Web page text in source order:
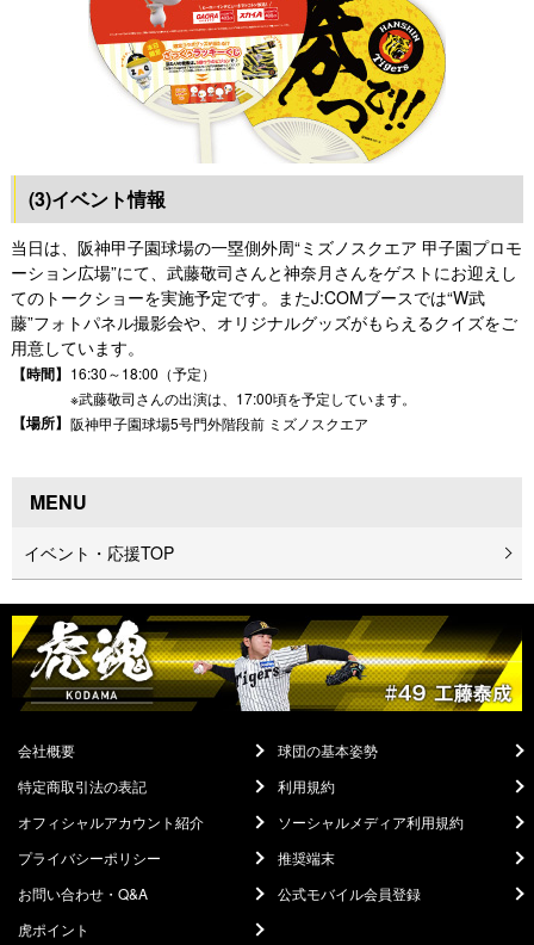
(3)イベント情報
当日は、阪神甲子園球場の一塁側外周“ミズノスクエア 甲子園プロモ
ーション広場”にて、武藤敬司さんと神奈月さんをゲストにお迎えし
てのトークショーを実施予定です。またJ:COMブースでは“W武
藤”フォトパネル撮影会や、オリジナルグッズがもらえるクイズをご
用意しています。
【時間】 16:30～18:00（予定）
※武藤敬司さんの出演は、17:00頃を予定しています。
【場所】 阪神甲子園球場5号門外階段前 ミズノスクエア
MENU
イベント・応援TOP
会社概要
球団の基本姿勢
特定商取引法の表記
利用規約
オフィシャルアカウント紹介
ソーシャルメディア利用規約
プライバシーポリシー
推奨端末
お問い合わせ・Q&A
公式モバイル会員登録
虎ポイント